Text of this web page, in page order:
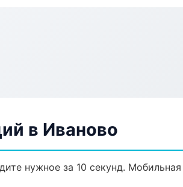
в Иваново
нужное за 10 секунд.